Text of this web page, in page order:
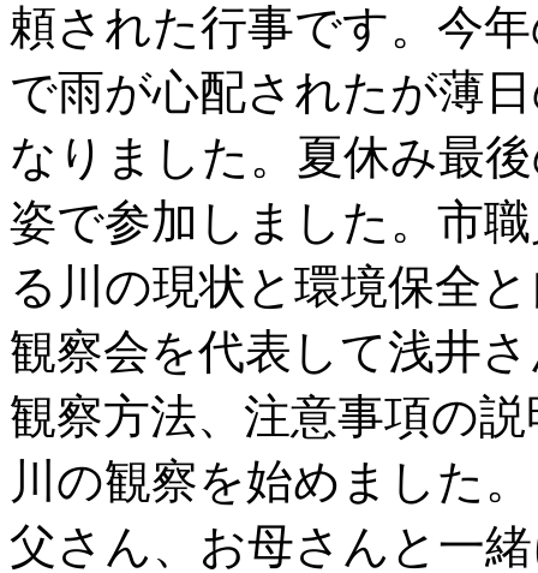
頼された行事です。今
で雨が心配されたが薄
なりました。夏休み最
姿で参加しました。市
る川の現状と環境保全
観察会を代表して浅井
観察方法、注意事項の
川の観察を始めました
父さん、お母さんと一